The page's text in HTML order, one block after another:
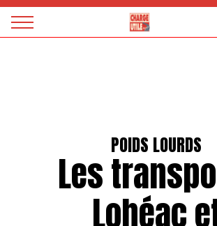
Magazine
POIDS LOURDS
Les
Lohéac
Panneau de gestion des cookies